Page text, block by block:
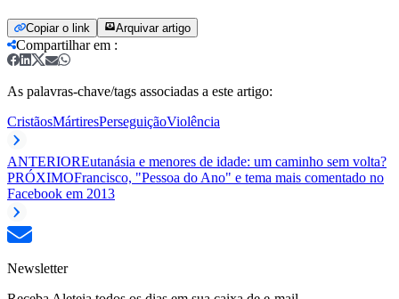
Copiar o link Arquivar artigo
Compartilhar em :
As palavras-chave/tags associadas a este artigo:
CristãosMártiresPerseguiçãoViolência
ANTERIOREutanásia e menores de idade: um caminho sem volta?
PRÓXIMOFrancisco, "Pessoa do Ano" e tema mais comentado no
Facebook em 2013
Newsletter